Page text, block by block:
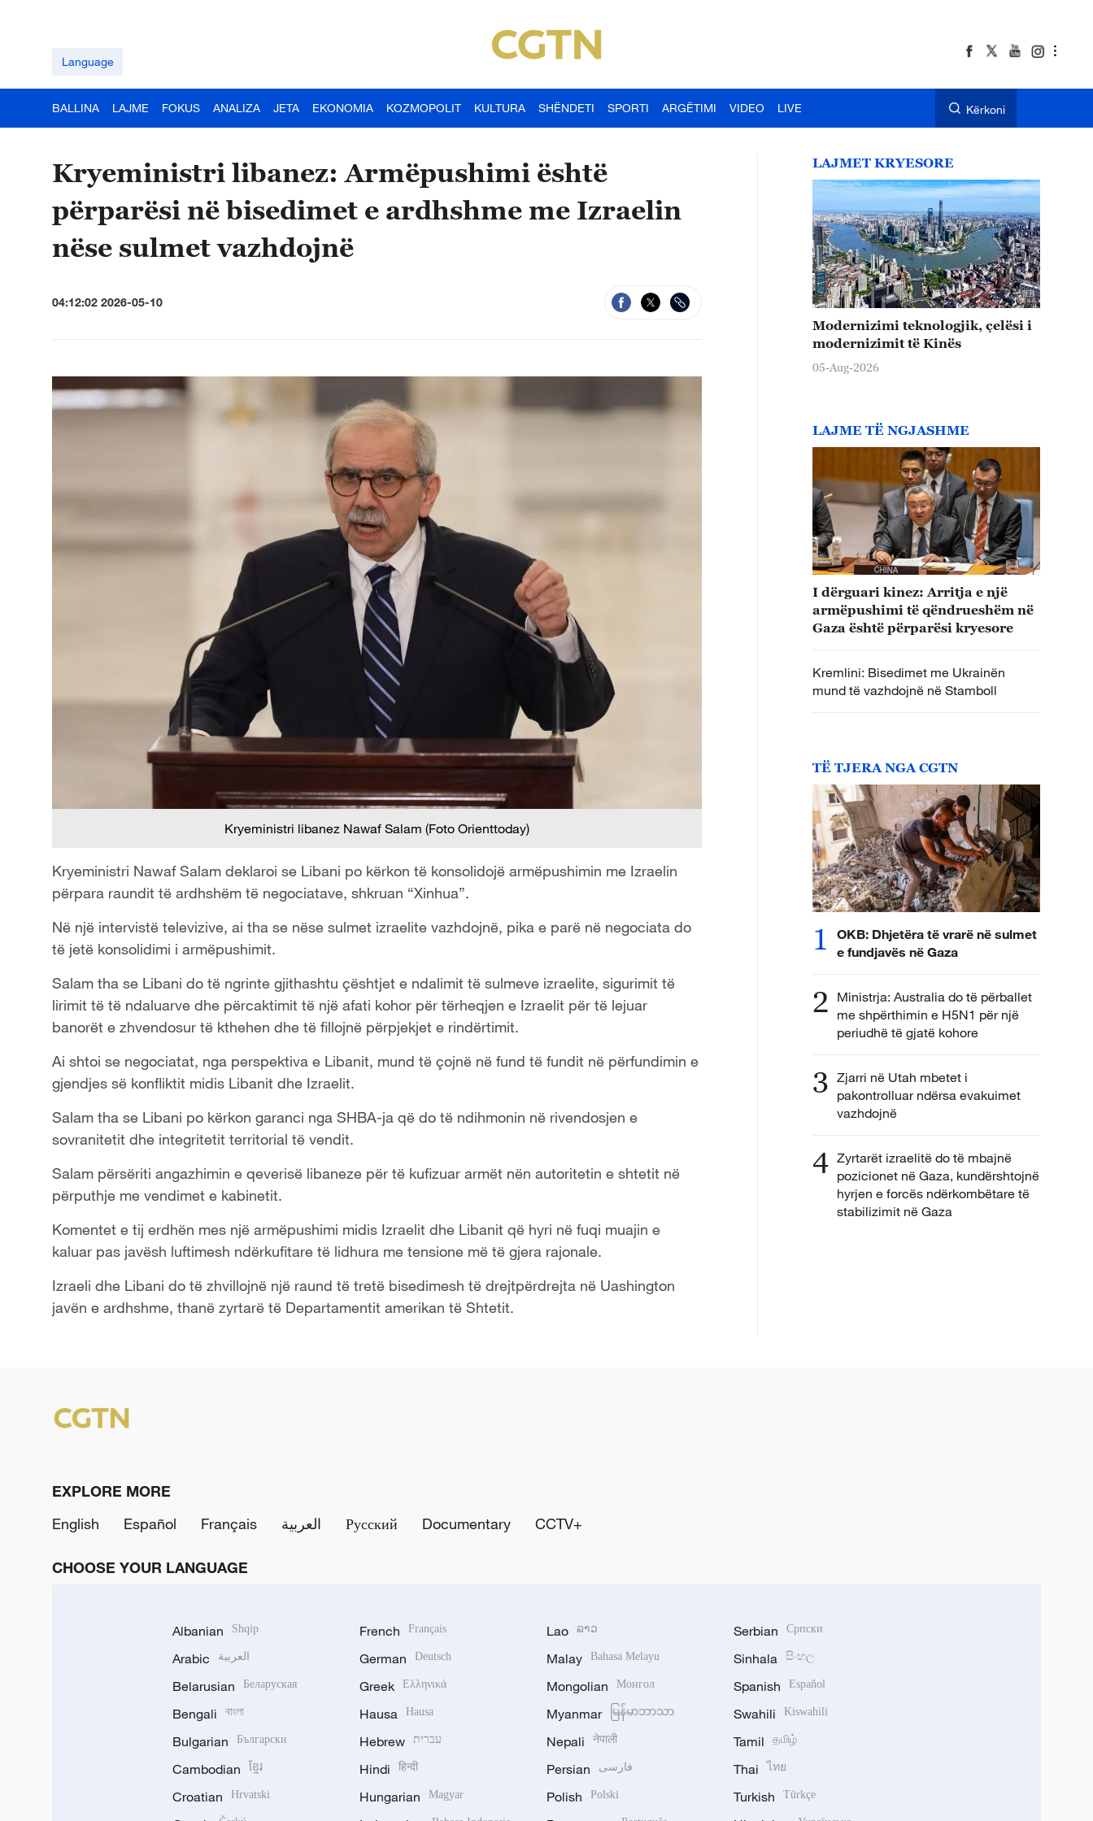
Language
BALLINA LAJME FOKUS ANALIZA JETA EKONOMIA KOZMOPOLIT KULTURA SHËNDETI SPORTI ARGËTIMI VIDEO LIVE Kërkoni
Kryeministri libanez: Armëpushimi është
përparësi në bisedimet e ardhshme me Izraelin
nëse sulmet vazhdojnë
04:12:02 2026-05-10
Kryeministri libanez Nawaf Salam (Foto Orienttoday)
Kryeministri Nawaf Salam deklaroi se Libani po kërkon të konsolidojë armëpushimin me Izraelin
përpara raundit të ardhshëm të negociatave, shkruan “Xinhua”.
Në një intervistë televizive, ai tha se nëse sulmet izraelite vazhdojnë, pika e parë në negociata do
të jetë konsolidimi i armëpushimit.
Salam tha se Libani do të ngrinte gjithashtu çështjet e ndalimit të sulmeve izraelite, sigurimit të
lirimit të të ndaluarve dhe përcaktimit të një afati kohor për tërheqjen e Izraelit për të lejuar
banorët e zhvendosur të kthehen dhe të fillojnë përpjekjet e rindërtimit.
Ai shtoi se negociatat, nga perspektiva e Libanit, mund të çojnë në fund të fundit në përfundimin e
gjendjes së konfliktit midis Libanit dhe Izraelit.
Salam tha se Libani po kërkon garanci nga SHBA-ja që do të ndihmonin në rivendosjen e
sovranitetit dhe integritetit territorial të vendit.
Salam përsëriti angazhimin e qeverisë libaneze për të kufizuar armët nën autoritetin e shtetit në
përputhje me vendimet e kabinetit.
Komentet e tij erdhën mes një armëpushimi midis Izraelit dhe Libanit që hyri në fuqi muajin e
kaluar pas javësh luftimesh ndërkufitare të lidhura me tensione më të gjera rajonale.
Izraeli dhe Libani do të zhvillojnë një raund të tretë bisedimesh të drejtpërdrejta në Uashington
javën e ardhshme, thanë zyrtarë të Departamentit amerikan të Shtetit.
LAJMET KRYESORE
Modernizimi teknologjik, çelësi i
modernizimit të Kinës
05-Aug-2026
LAJME TË NGJASHME
I dërguari kinez: Arritja e një
armëpushimi të qëndrueshëm në
Gaza është përparësi kryesore
Kremlini: Bisedimet me Ukrainën
mund të vazhdojnë në Stamboll
TË TJERA NGA CGTN
1
OKB: Dhjetëra të vrarë në sulmet
e fundjavës në Gaza
2 Ministrja: Australia do të përballet
me shpërthimin e H5N1 për një
periudhë të gjatë kohore
3 Zjarri në Utah mbetet i
pakontrolluar ndërsa evakuimet
vazhdojnë
4 Zyrtarët izraelitë do të mbajnë
pozicionet në Gaza, kundërshtojnë
hyrjen e forcës ndërkombëtare të
stabilizimit në Gaza
EXPLORE MORE
English
Español Français العربية Русский Documentary CCTV+
CHOOSE YOUR LANGUAGE
Albanian Shqip
Arabic العربية
Belarusian Беларуская
Bengali বাংলা
Bulgarian Български
Cambodian ខ្មែរ
Croatian Hrvatski
French Français
German Deutsch
Greek Ελληνικά
Hausa Hausa
Hebrew עברית
Hindi हिन्दी
Hungarian Magyar
Lao ລາວ
Malay Bahasa Melayu
Mongolian Монгол
Myanmar မြန်မာဘာသာ
Nepali नेपाली
Persian فارسی
Polish Polski
Serbian Српски
Sinhala සිංහල
Spanish Español
Swahili Kiswahili
Tamil தமிழ்
Thai ไทย
Turkish Türkçe